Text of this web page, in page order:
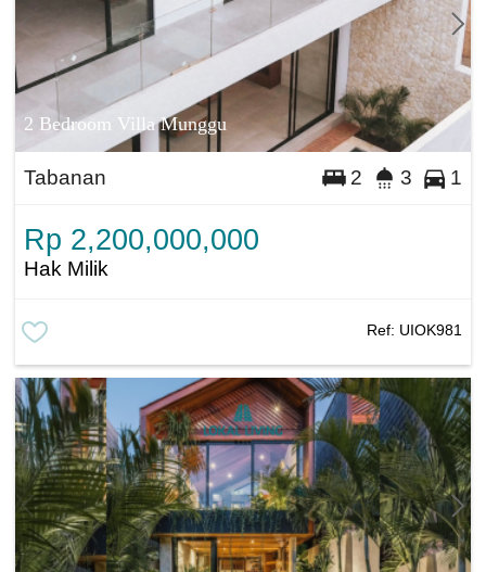
2 Bedroom Villa Munggu
Tabanan 2 3 1
Rp 2,200,000,000
Hak Milik
Ref: UIOK981